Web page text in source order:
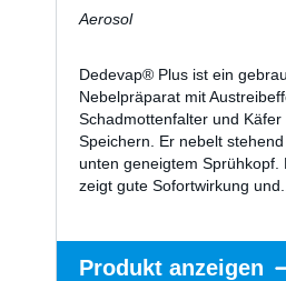
Aerosol
Dedevap® Plus ist ein
Nebelpräparat mit
Schadmottenfalter und
Speichern. Er nebelt
unten geneigtem Sprühkopf.
zeigt gute Sofortwirkung und...
Produkt anzeigen